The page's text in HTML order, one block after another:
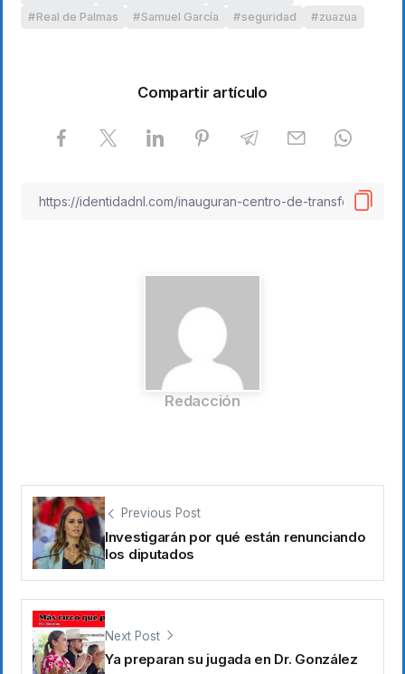
Real de Palmas Samuel García seguridad zuazua
Compartir artículo
Redacción
Previous Post
Investigarán por qué están renunciando
los diputados
Next Post
Ya preparan su jugada en Dr. González